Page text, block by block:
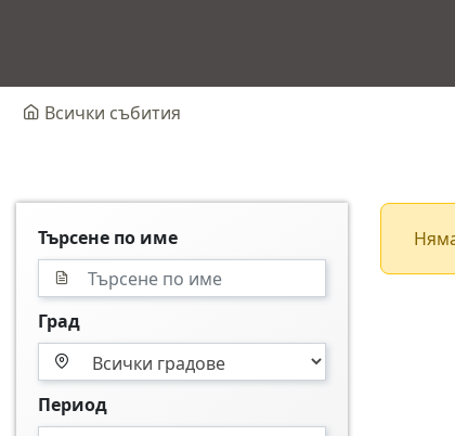
Всички събития
Търсене по име
Град
Период